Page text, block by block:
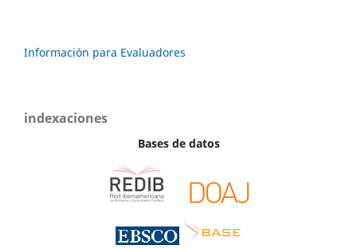
Información para Evaluadores
indexaciones
Bases de datos